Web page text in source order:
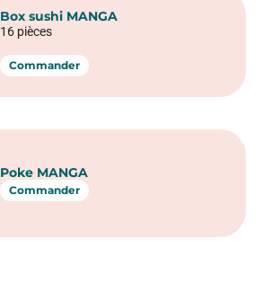
Box sushi MANGA
16 pièces
Commander
Poke MANGA
Commander